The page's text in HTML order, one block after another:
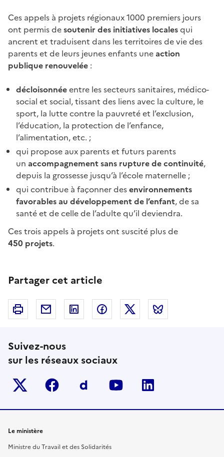
Ces appels à projets régionaux 1000 premiers jours
ont permis desoutenir des initiatives localesqui
ancrent et traduisent dans les territoires de vie des
parents et de leurs jeunes enfants uneaction
publique renouvelée :
décloisonnéeentre les secteurs sanitaires, médico-
social et social, tissant des liens avec la culture, le
sport, la lutte contre la pauvreté et l’exclusion,
l’éducation, la protection de l’enfance,
l’alimentation, etc. ;
qui propose aux parents et futurs parents
un accompagnement sans rupture de continuité,
depuis la grossesse jusqu’à l’école maternelle ;
qui contribue à façonner desenvironnements
favorables au développement de l’enfant, de sa
santé et de celle de l’adulte qu’il deviendra.
Ces trois appels à projets ont suscité plus de
450 projets.
Partager cet article
Imprimer Courriel Linkedin FacebookTwitter
Suivez-nous
sur les réseaux sociaux
Twitter-x facebook Dailymotion
youtube
Le ministère
Ministre du Travail et des Solidarités